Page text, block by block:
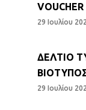
29 Ιουλίου
ΔΕΛΤΙΟ
29 Ιουλίου